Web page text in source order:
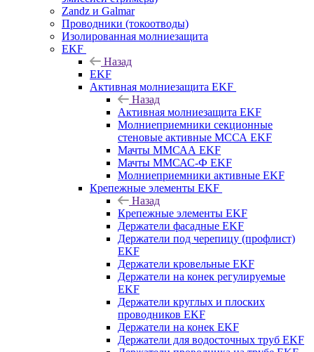
Zandz и Galmar
Проводники (токоотводы)
Изолированная молниезащита
EKF
Назад
EKF
Активная молниезащита EKF
Назад
Активная молниезащита EKF
Молниеприемники секционные
стеновые активные МССА EKF
Мачты ММСАА EKF
Мачты ММСАС-Ф EKF
Молниеприемники активные EKF
Крепежные элементы EKF
Назад
Крепежные элементы EKF
Держатели фасадные EKF
Держатели под черепицу (профлист)
EKF
Держатели кровельные EKF
Держатели на конек регулируемые
EKF
Держатели круглых и плоских
проводников EKF
Держатели на конек EKF
Держатели для водосточных труб EKF